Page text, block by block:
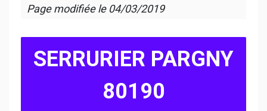
Page modifiée le 04/03/2019
SERRURIER PARGNY
80190